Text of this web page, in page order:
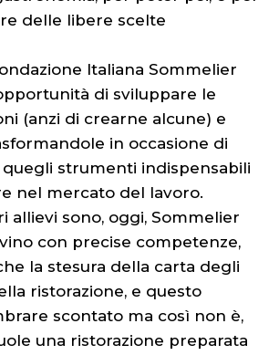
delle libere scelte
Italiana Sommelier
di sviluppare le
(anzi di crearne alcune) e
in occasione di
quegli strumenti indispensabili
nel mercato del lavoro.
allievi sono, oggi, Sommelier
con precise competenze,
la stesura della carta degli
ristorazione, e questo
scontato ma così non è,
una ristorazione preparata